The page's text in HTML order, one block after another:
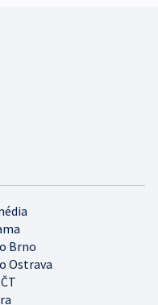
Brno
Ostrava